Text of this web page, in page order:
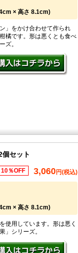
× 高さ 8.1cm)
」をかけ合わせて作られ
橘です。形は悪くとも食べ
ズ。
セット
10％OFF 3,060円(税込)
× 高さ 8.1cm)
使用しています。形は悪く
」シリーズ。